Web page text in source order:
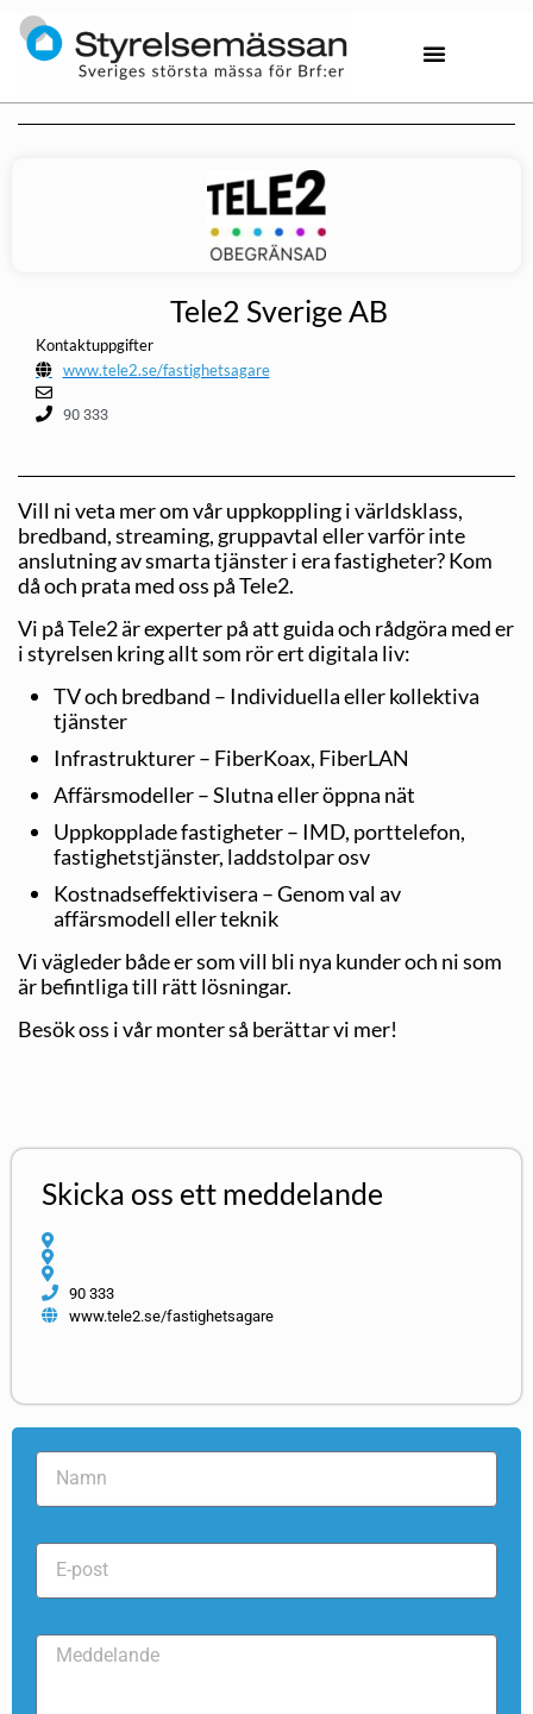
Tele2 Sverige AB
Kontaktuppgifter
www.tele2.se/fastighetsagare
90 333
Vill ni veta mer om vår uppkoppling i världsklass,
bredband, streaming, gruppavtal eller varför inte
anslutning av smarta tjänster i era fastigheter? Kom
då och prata med oss på Tele2.
Vi på Tele2 är experter på att guida och rådgöra med er
i styrelsen kring allt som rör ert digitala liv:
TV och bredband – Individuella eller kollektiva
tjänster
Infrastrukturer – FiberKoax, FiberLAN
Affärsmodeller – Slutna eller öppna nät
Uppkopplade fastigheter – IMD, porttelefon,
fastighetstjänster, laddstolpar osv
Kostnadseffektivisera – Genom val av
affärsmodell eller teknik
Vi vägleder både er som vill bli nya kunder och ni som
är befintliga till rätt lösningar.
Besök oss i vår monter så berättar vi mer!
Skicka oss ett meddelande
90 333
www.tele2.se/fastighetsagare